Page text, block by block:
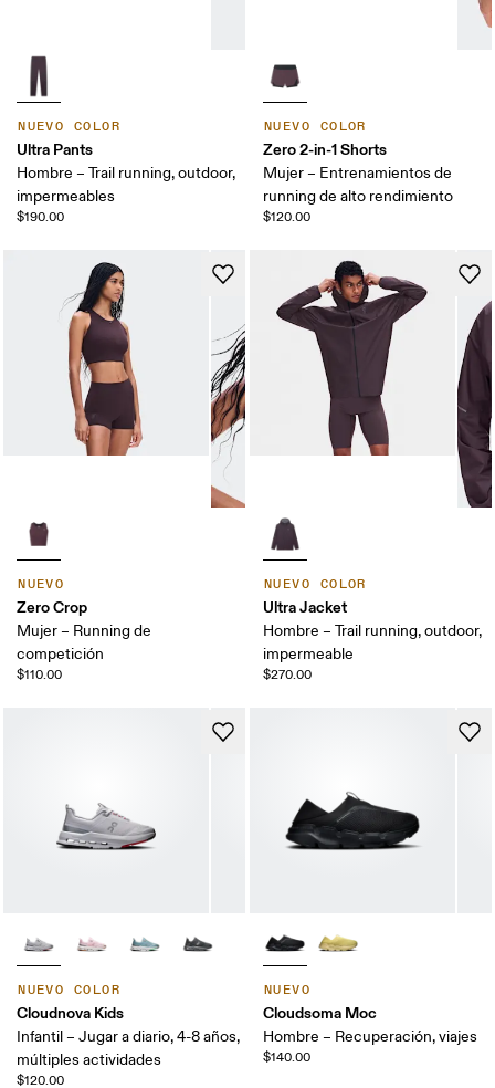
NUEVO COLOR
Ultra Pants
Hombre – Trail running, outdoor,
impermeables
$190.00
NUEVO COLOR
Zero 2-in-1 Shorts
Mujer – Entrenamientos de
running de alto rendimiento
$120.00
NUEVO
Zero Crop
Mujer – Running de
competición
$110.00
NUEVO COLOR
Ultra Jacket
Hombre – Trail running, outdoor,
impermeable
$270.00
NUEVO COLOR
Cloudnova Kids
Infantil – Jugar a diario, 4-8 años,
múltiples actividades
$120.00
NUEVO
Cloudsoma Moc
Hombre – Recuperación, viajes
$140.00